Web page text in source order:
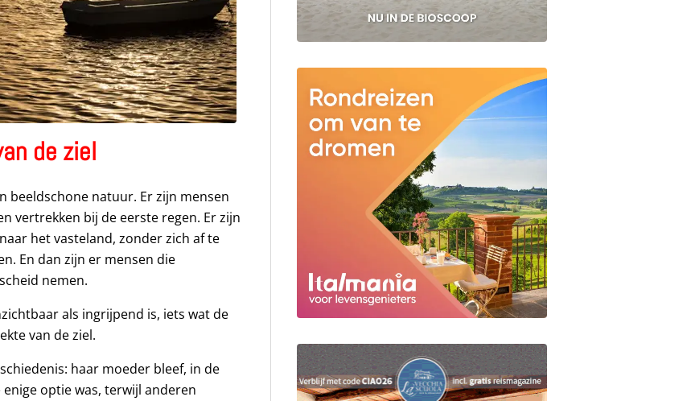
de ziel
beeldschone natuur. Er zijn mensen
vertrekken bij de eerste regen. Er zijn
het vasteland, zonder zich af te
En dan zijn er mensen die
nemen.
als ingrijpend is, iets wat de
van de ziel.
haar moeder bleef, in de
optie was, terwijl anderen